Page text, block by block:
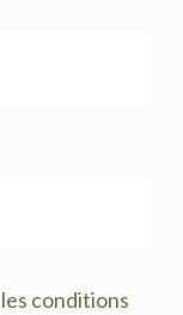
conditions